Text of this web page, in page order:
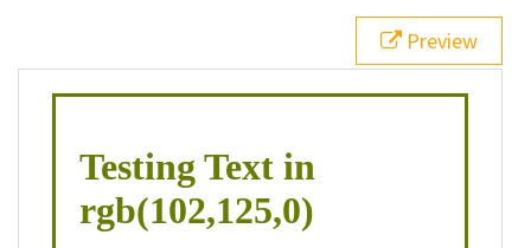
bottom ,
white, rgb(102,125,0));
div class="textColor borderColor"
< h1>Testing Text in rgb(102,125,0)
Preview